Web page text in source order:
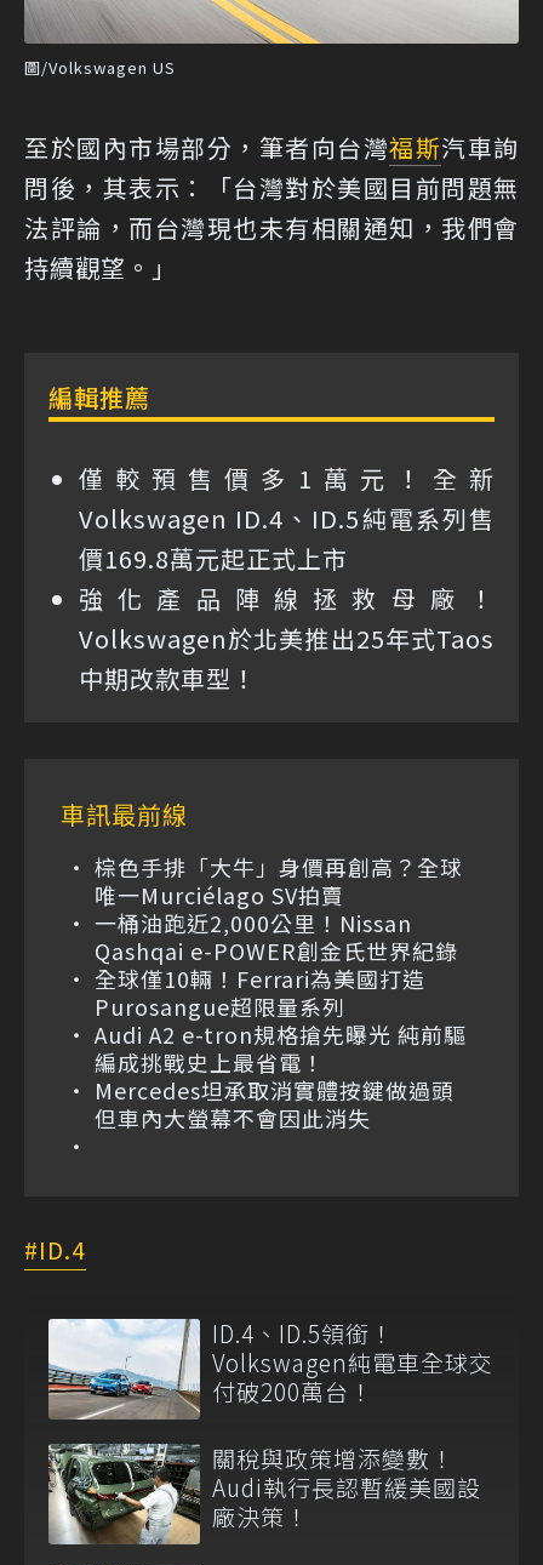
圖/Volkswagen US
至於國內市場部分，筆者向台灣福斯汽車詢
問後，其表示：「台灣對於美國目前問題無
法評論，而台灣現也未有相關通知，我們會
持續觀望。」
編輯推薦
僅較預售價多1萬元！全新
Volkswagen ID.4、ID.5純電系列售
價169.8萬元起正式上市
強化產品陣線拯救母廠！
Volkswagen於北美推出25年式Taos
中期改款車型！
車訊最前線
棕色手排「大牛」身價再創高？全球
唯一Murciélago SV拍賣
一桶油跑近2,000公里！Nissan
Qashqai e-POWER創金氏世界紀錄
全球僅10輛！Ferrari為美國打造
Purosangue超限量系列
Audi A2 e-tron規格搶先曝光 純前驅
編成挑戰史上最省電！
Mercedes坦承取消實體按鍵做過頭
但車內大螢幕不會因此消失
ID.4
ID.4、ID.5領銜！
Volkswagen純電車全球交
付破200萬台！
關稅與政策增添變數！
Audi執行長認暫緩美國設
廠決策！